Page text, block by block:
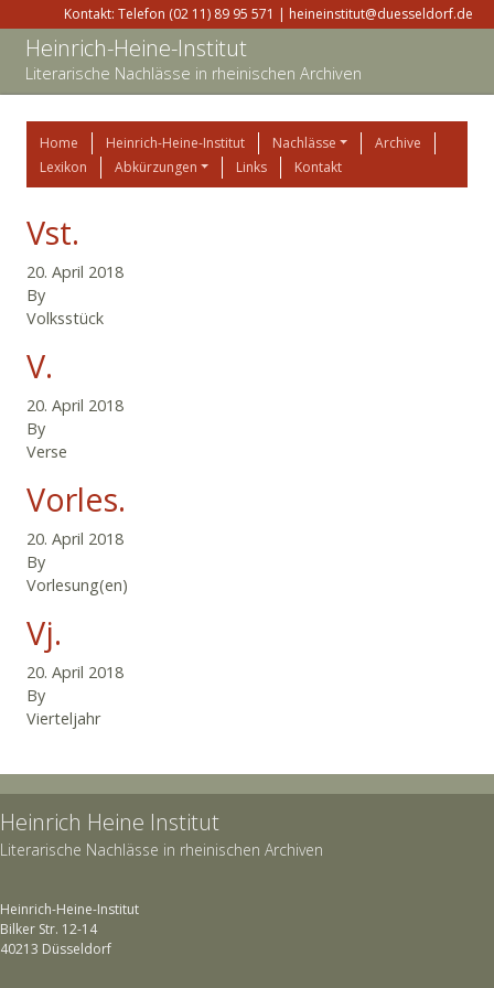
Kontakt: Telefon (02 11) 89 95 571 | heineinstitut@duesseldorf.de
Heinrich-Heine-Institut
Literarische Nachlässe in rheinischen Archiven
Home Heinrich-Heine-Institut Nachlässe
Archive
Lexikon
Abkürzungen Links Kontakt
Vst.
20. April 2018
By
Volksstück
V.
20. April 2018
By
Verse
Vorles.
20. April 2018
By
Vorlesung(en)
Vj.
20. April 2018
By
Vierteljahr
Heinrich Heine Institut
Literarische Nachlässe in rheinischen Archiven
Heinrich-Heine-Institut
Bilker Str. 12-14
40213 Düsseldorf